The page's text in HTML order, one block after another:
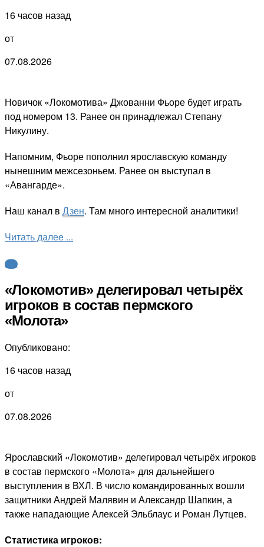
16 часов назад
от
07.08.2026
Новичок «Локомотива» Джованни Фьоре будет играть
под номером 13. Ранее он принадлежал Степану
Никулину.
Напомним, Фьоре пополнил ярославскую команду
нынешним межсезоньем. Ранее он выступал в
«Авангарде».
Наш канал в Дзен. Там много интересной аналитики!
Читать далее ...
КХЛ
«Локомотив» делегировал четырёх
игроков в состав пермского
«Молота»
Опубликовано:
16 часов назад
от
07.08.2026
Ярославский «Локомотив» делегировал четырёх игроков
в состав пермского «Молота» для дальнейшего
выступления в ВХЛ. В число командированных вошли
защитники Андрей Малявин и Александр Шапкин, а
также нападающие Алексей Эльблаус и Роман Лутцев.
Статистика игроков: